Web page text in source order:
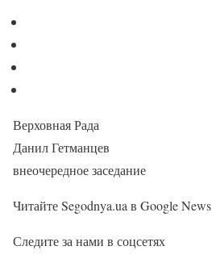
Верховная Рада
Данил Гетманцев
внеочередное заседание
Читайте Segodnya.ua в Google News
Следите за нами в соцсетях